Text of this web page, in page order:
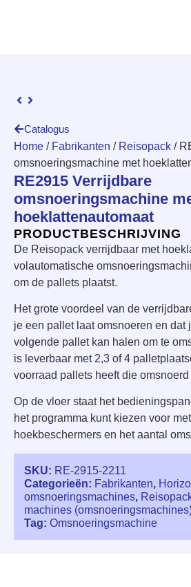
Catalogus
Home / Fabrikanten / Reisopack /
omsnoeringsmachine met
RE2915 Verrijdbare
omsnoeringsmachine
hoeklattenautomaat
PRODUCTBESCHRIJVING
De Reisopack verrijdbaar met
volautomatische
om de pallets plaatst.
Het grote voordeel van de
je een pallet laat omsnoeren en dat
volgende pallet kan halen om te
is leverbaar met 2,3 of 4
voorraad pallets heeft die
Op de vloer staat het
het programma kunt kiezen voor
hoekbeschermers en het aantal
SKU: RE-2915-2211
Categorieën: Fabrikanten,
omsnoeringsmachines,
machines
Tag: Omsnoeringsmachine